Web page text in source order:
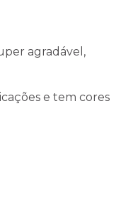
agradável,
e tem cores